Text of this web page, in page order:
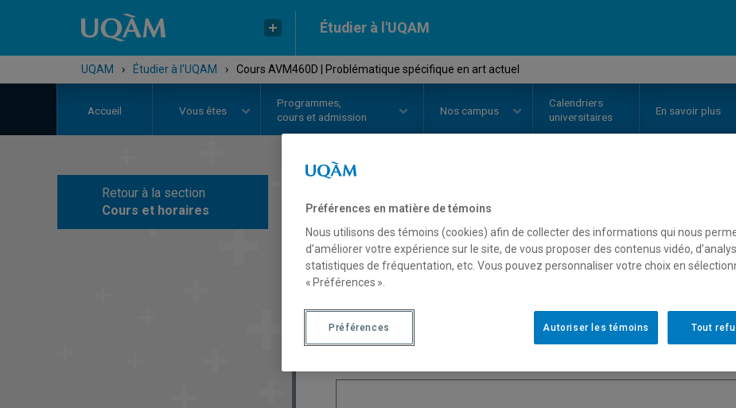
Étudier à l'UQAM
UQAM › Étudier à l'UQAM › Cours AVM460D | Problématique spécifique en art actuel
Accueil Vous êtes
Programmes,
cours et admission
Nos campus
Calendriers
universitaires
En savoir plus
Retour à la section
Cours et horaires
COURS// AVM460D
actuel
Description Horaire - Été 2026 Horaire -
Préférences en matière de témoins
Nous utilisons des témoins (cookies) afin de collecter des informations qui nous
d’améliorer votre expérience sur le site, de vous proposer des contenus vidéo,
statistiques de fréquentation, etc. Vous pouvez personnaliser votre choix en
« Préférences ».
Tout
Autoriser les témoins
Préférences